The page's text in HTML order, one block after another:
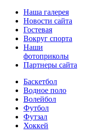
Наша галерея
Новости сайта
Гостевая
Вокруг спорта
Наши
фотоприколы
Партнеры сайта
Баскетбол
Водное поло
Волейбол
Футбол
Футзал
Хоккей